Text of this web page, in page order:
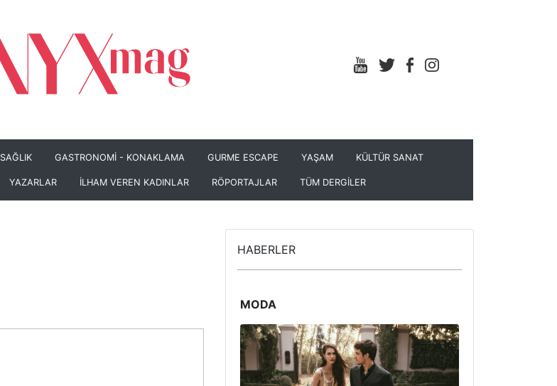
SAĞLIK GASTRONOMİ - KONAKLAMA GURME ESCAPE YAŞAM KÜLTÜR SANAT
YAZARLAR İLHAM VEREN KADINLAR RÖPORTAJLAR TÜM DERGİLER
HABERLER
MODA